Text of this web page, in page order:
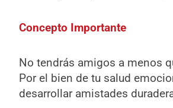
Concepto Importante
No tendrás amigos a menos
Por el bien de tu salud
desarrollar amistades